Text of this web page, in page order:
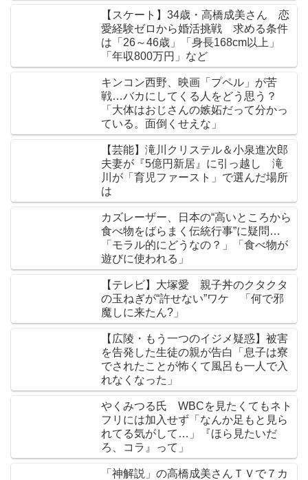
【スケート】34歳・高橋成美さん 恋
愛経験ゼロから婚活挑戦 求める条件
は「26～46歳」「身長168cm以上」
「年収800万円」など
キンコン西野、映画「プペル」が苦
戦…バカにしてくる人をどう思う？
「大体はおじさんの嫉妬だって分かっ
ている。面倒くせえな」
【芸能】滝川クリステル＆小泉進次郎
夫妻が『5億円新居』に引っ越し 滝
川が「育児ファースト」で選んだ場所
は
カズレーザー、日本の“高いところから
食べ物をばらまく伝統行事”に疑問…
「モラル的にどうなの？」「食べ物が
遊びに使われる」
【テレビ】大塚愛 親子丼のクタクタ
の玉ねぎが“許せない”ワケ 「何で邪
魔しに来たん?」
【広陵・もう一つのイジメ疑惑】被害
を告発した生徒の親が告白「息子は寮
でされたことが怖くて風呂も一人で入
れなくなった」
やくみつる氏 WBCを見たくてもネト
フリには加入せず「なんか足もと見ら
れてる気がして…」『ほら見たいだ
ろ、コラ』って」
「神解説」の高橋成美さんＴＶで７カ